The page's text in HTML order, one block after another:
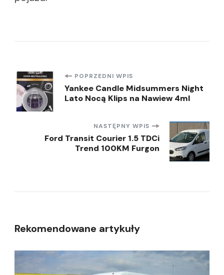
Nawigacja
wpisu
POPRZEDNI WPIS
Yankee Candle Midsummers Night
Lato Nocą Klips na Nawiew 4ml
NASTĘPNY WPIS
Ford Transit Courier 1.5 TDCi
Trend 100KM Furgon
Rekomendowane artykuły